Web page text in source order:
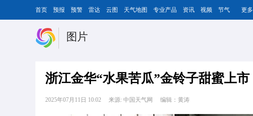
首页 预报 预警 雷达 云图 天气地图 专业产品 资讯 视频 节气 更多
图片
浙江金华“水果苦瓜”金铃子甜蜜上市
2025年07月11日 10:02 来源: 中国天气网 编辑：黄涛